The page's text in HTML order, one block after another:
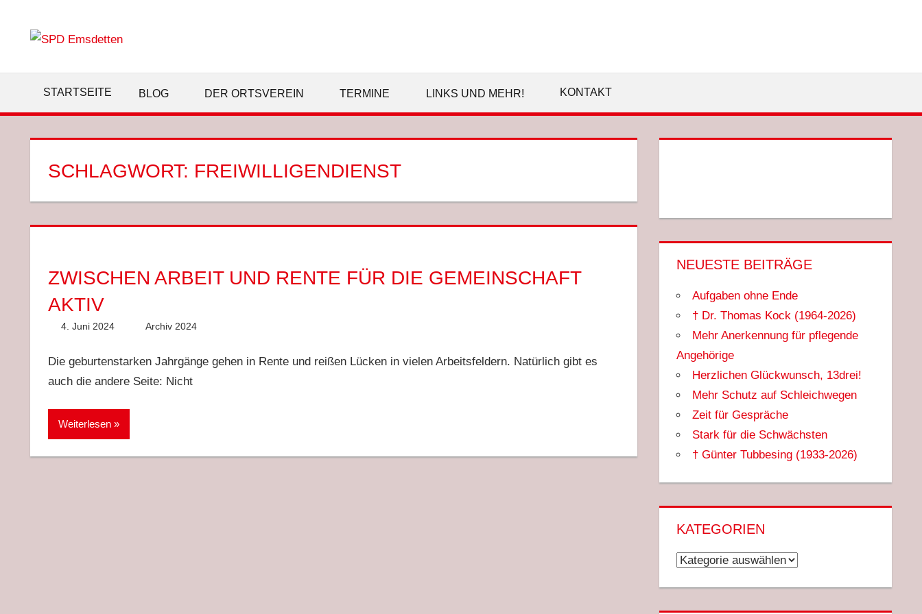
EMSDETTEN
STARTSEITE BLOG DER ORTSVEREIN TERMINE LINKS UND MEHR! KONTAKT
SCHLAGWORT: FREIWILLIGENDIENST
ZWISCHEN ARBEIT UND RENTE FÜR DIE GEMEINSCHAFT
AKTIV
4. Juni 2024 Anke Hackethal
Archiv 2024
Die geburtenstarken Jahrgänge gehen in Rente und reißen Lücken in vielen Arbeitsfeldern. Natürlich gibt es
auch die andere Seite: Nicht
Weiterlesen
NEUESTE BEITRÄGE
Aufgaben ohne Ende
† Dr. Thomas Kock (1964-2026)
Mehr Anerkennung für pflegende
Angehörige
Herzlichen Glückwunsch, 13drei!
Mehr Schutz auf Schleichwegen
Zeit für Gespräche
Stark für die Schwächsten
† Günter Tubbesing (1933-2026)
KATEGORIEN
Kategorien